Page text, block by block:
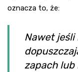
oznacza to, że:
Nawet
zapach